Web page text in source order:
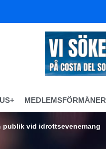
MEDLEMSFÖRMÅNER
publik vid idrottsevenemang